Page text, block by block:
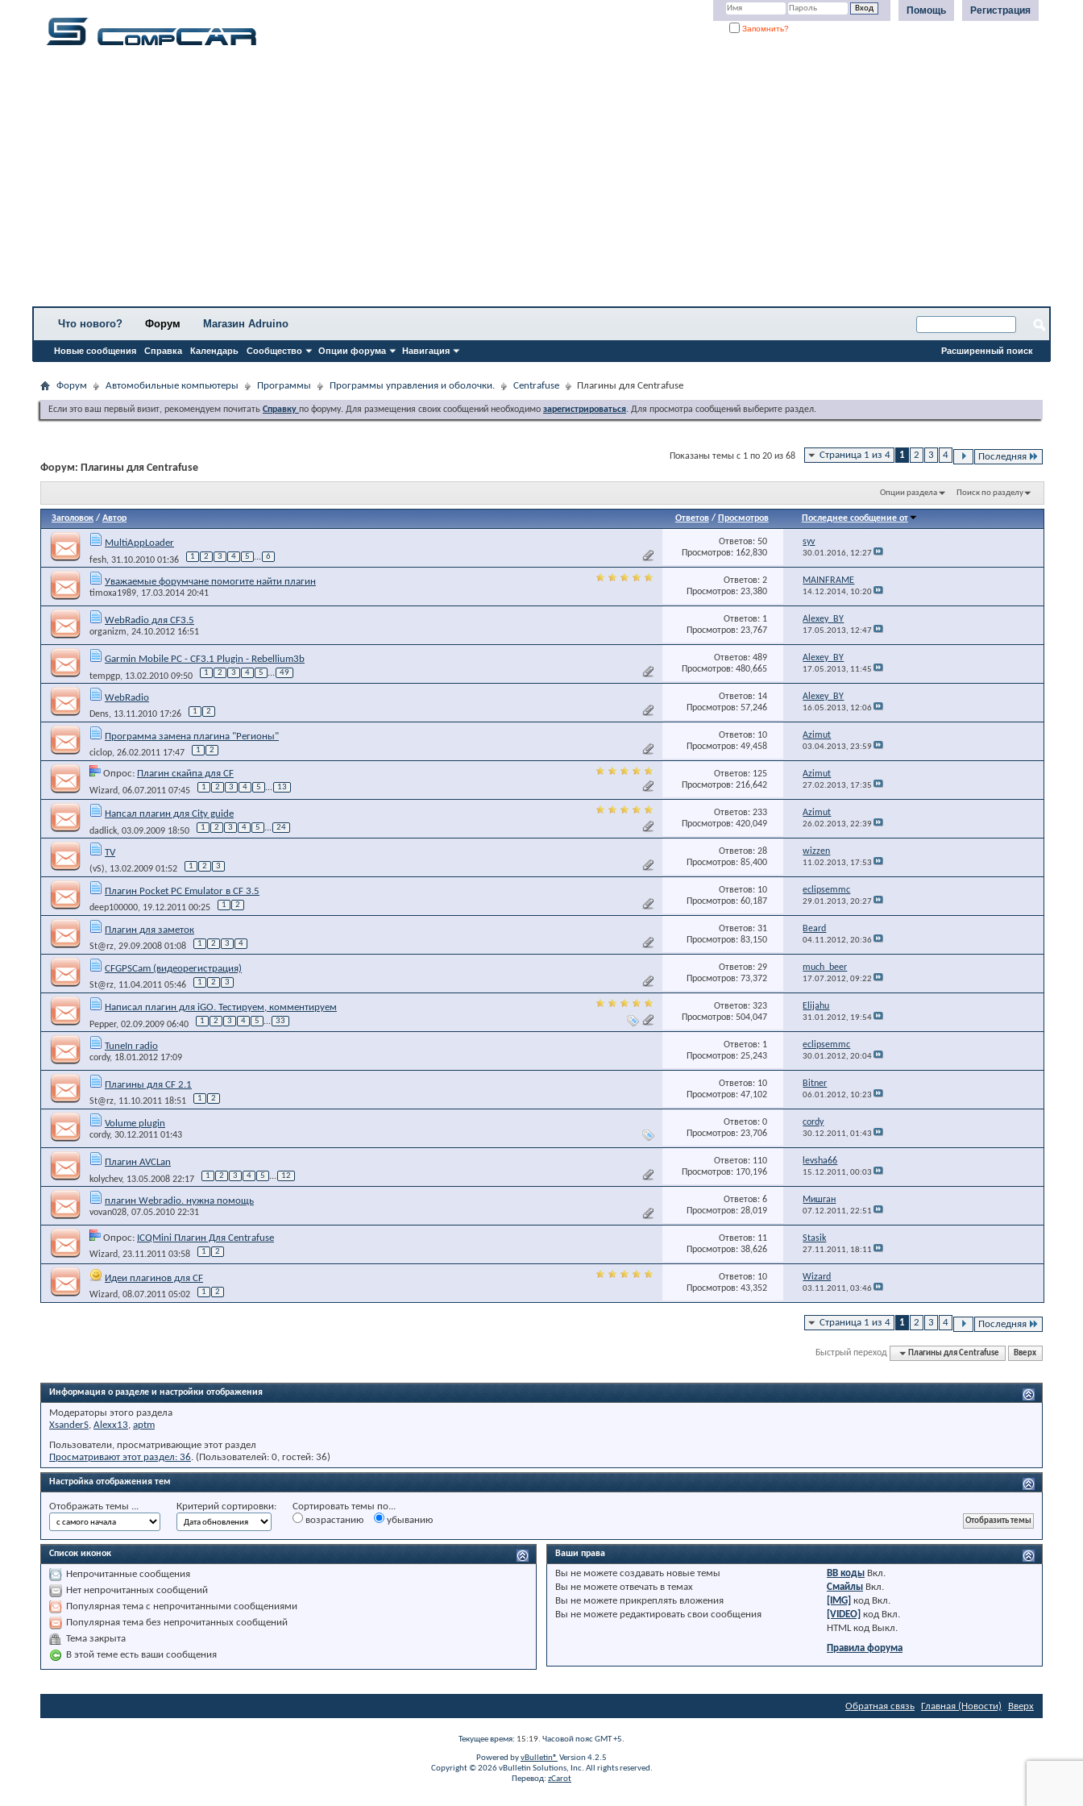
Регистрация
Помощь
Запомнить?
Что нового? Форум
Новые сообщения Справка Календарь Сообщество Опции форума Навигация
Магазин Adruino
Расширенный поиск
Форум Автомобильные компьютеры Программы Программы управления и оболочки. Centrafuse Плагины для Centrafuse
Если это ваш первый визит, рекомендуем почитать Справку по форуму. Для размещения своих сообщений необходимо зарегистрироваться. Для просмотра сообщений выберите раздел.
Страница 1 из 4 1 2 3 4 Последняя
Показаны темы с 1 по 20 из 68
Форум: Плагины для Centrafuse
Опции раздела Поиск по разделу
Заголовок / Автор Ответов/ Просмотров Последнее сообщение от
MultiAppLoader
fesh, 31.10.2010 01:36 1 2 3 4 5 ... 6
Ответов: 50
Просмотров: 162,830
syv
30.01.2016, 12:27
Уважаемые форумчане помогите найти плагин
timoxa1989, 17.03.2014 20:41
Ответов: 2
Просмотров: 23,380
MAINFRAME
14.12.2014, 10:20
WebRadio для CF3.5
organizm, 24.10.2012 16:51
Ответов: 1
Просмотров: 23,767
Alexey_BY
17.05.2013, 12:47
Garmin Mobile PC - CF3.1 Plugin - Rebellium3b
tempgp, 13.02.2010 09:50 1 2 3 4 5 ... 49
Ответов: 489
Просмотров: 480,665
Alexey_BY
17.05.2013, 11:45
WebRadio
Dens, 13.11.2010 17:26 1 2
Ответов: 14
Просмотров: 57,246
Alexey_BY
16.05.2013, 12:06
Программа замена плагина "Регионы"
ciclop, 26.02.2011 17:47 1 2
Ответов: 10
Просмотров: 49,458
Azimut
03.04.2013,23:59
Опрос: Плагин скайпа для CF
Wizard, 06.07.2011 07:45 1 2 3 4 5 ... 13
Ответов: 125
Просмотров: 216,642
Azimut
27.02.2013, 17:35
Напсал плагин для Сity guide
dadlick, 03.09.2009 18:50 1 2 3 4 5 ... 24
Ответов: 233
Просмотров: 420,049
Azimut
26.02.2013,22:39
TV
(vS), 13.02.2009 01:52 1 2 3
Ответов: 28
Просмотров: 85,400
wizzen
11.02.2013, 17:53
Плагин Pocket PC Emulator в CF 3.5
deep100000, 19.12.2011 00:25 1 2
Ответов: 10
Просмотров: 60,187
eclipsemmc
29.01.2013,20:27
Плагин для заметок
St@rz, 29.09.2008 01:08 1 2 3 4
Ответов: 31
Просмотров: 83,150
Beard
04.11.2012,20:36
CFGPSCam (видеорегистрация)
St@rz, 11.04.2011 05:46 1 2 3
Ответов: 29
Просмотров: 73,372
much_beer
17.07.2012,09:22
Написал плагин для iGO. Тестируем, комментируем
Pepper, 02.09.2009 06:40 1 2 3 4 5 ... 33
Ответов: 323
Просмотров: 504,047
Elijahu
31.01.2012, 19:54
TuneIn radio
cordy, 18.01.2012 17:09
Ответов: 1
Просмотров: 25,243
eclipsemmc
30.01.2012,20:04
Плагины для CF 2.1
St@rz, 11.10.2011 18:51 1 2
Ответов: 10
Просмотров: 47,102
Bitner
06.01.2012, 10:23
Volume plugin
cordy, 30.12.2011 01:43
Ответов: 0
Просмотров: 23,706
cordy
30.12.2011,01:43
Плагин AVCLan
kolychev, 13.05.2008 22:17 1 2 3 4 5 ... 12
Ответов: 110
Просмотров: 170,196
levsha66
15.12.2011,00:03
плагин Webradio. нужна помощь
vovan028, 07.05.2010 22:31
Ответов: 6
Просмотров: 28,019
Мишган
07.12.2011,22:51
Опрос: ICQMini Плагин Для Centrafuse
Wizard, 23.11.2011 03:58 1 2
Ответов: 11
Просмотров: 38,626
Stasik
27.11.2011, 18:11
Идеи плагинов для CF
Wizard, 08.07.2011 05:02 1 2
Ответов: 10
Просмотров: 43,352
Wizard
03.11.2011,03:46
Страница 1 из 4 1 2 3 4 Последняя
Быстрый переход Плагины для Centrafuse Вверх
Информация о разделе и настройки отображения
Модераторы этого раздела
XsanderS, Alexx13, aptm
Пользователи, просматривающие этот раздел
Просматривают этот раздел: 36. (Пользователей: 0, гостей: 36)
Настройка отображения тем
Отображать темы ... Критерий сортировки:
Сортировать темы по...
возрастанию
убыванию
Список иконок
Непрочитанные сообщения
Нет непрочитанных сообщений
Популярная тема с непрочитанными сообщениями
Популярная тема без непрочитанных сообщений
Тема закрыта
В этой теме есть ваши сообщения
Ваши права
Вы не можете создавать новые темы
Вы не можете отвечать в темах
Вы не можете прикреплять вложения
Вы не можете редактировать свои сообщения
BB коды Вкл.
Смайлы Вкл.
[IMG] код Вкл.
[VIDEO] код Вкл.
HTML код Выкл.
Правила форума
Обратная связь Главная (Новости) Вверх
Текущее время: 15:19. Часовой пояс GMT +5.
Powered byvBulletin® Version 4.2.5
Copyright © 2026 vBulletin Solutions, Inc. All rights reserved.
Перевод: zCarot